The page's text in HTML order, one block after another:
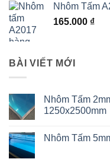
Nhôm Tấm
165.000 ₫
BÀI VIẾT MỚI
Nhôm Tấm
1250x2500mm
bình
Nhôm Tấm